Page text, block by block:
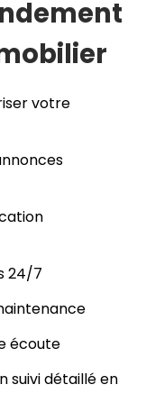
durée
votre
24/7
écoute
suivi détaillé en